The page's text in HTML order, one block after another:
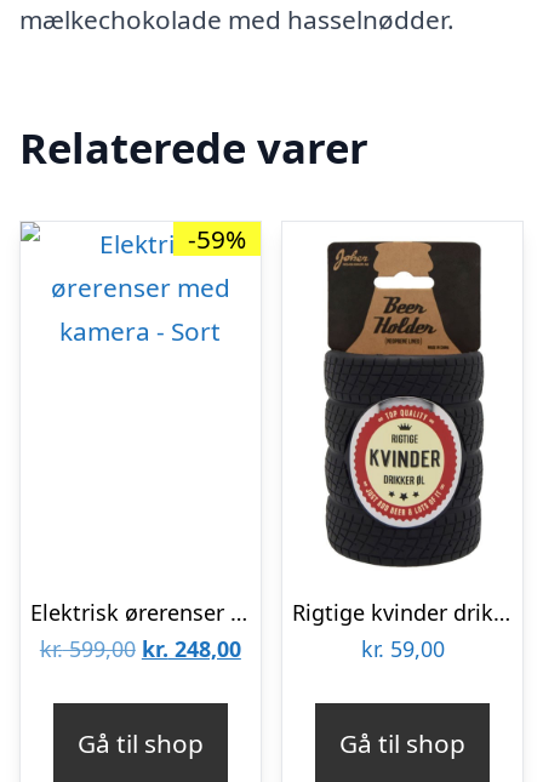
mælkechokolade med hasselnødder.
Relaterede varer
-59%
Elektrisk ørerenser med kamera – Sort
kr.599,00 Den
kr. 248,00Den
Gå til shop
Rigtige kvinder drikker øl – Dåsekøler
kr. 59,00
Gå til shop